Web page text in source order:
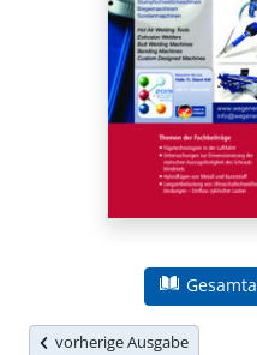
vorherige Ausgabe